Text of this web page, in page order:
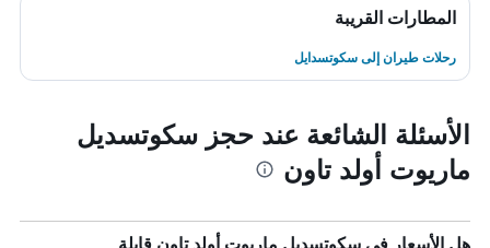
المطارات القريبة
رحلات طيران إلى سكوتسدايل
الأسئلة الشائعة عند حجز سكوتسديل
ماريوت أولد تاون
هل الأسعار في سكوتسديل ماريوت أولد تاون قابلة